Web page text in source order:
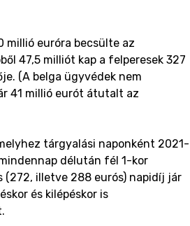
millió euróra becsülte az
47,5 milliót kap a felperesek 327
(A belga ügyvédek nem
41 millió eurót átutalt az
tárgyalási naponként 2021-
délután fél 1-kor
illetve 288 eurós) napidíj jár
és kilépéskor is